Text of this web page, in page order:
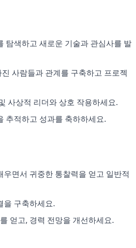
탐색하고 새로운 기술과 관심사를 발
사람들과 관계를 구축하고 프로젝
사상적 리더와 상호 작용하세요.
추적하고 성과를 축하하세요.
면서 귀중한 통찰력을 얻고 일반적
을 구축하세요.
얻고, 경력 전망을 개선하세요.